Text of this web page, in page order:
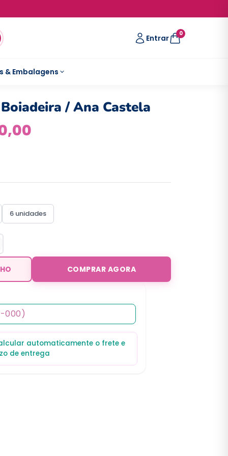
Entrar 0
& Embalagens
/ Ana Castela
6 unidades
COMPRAR AGORA
automaticamente o frete e
de entrega